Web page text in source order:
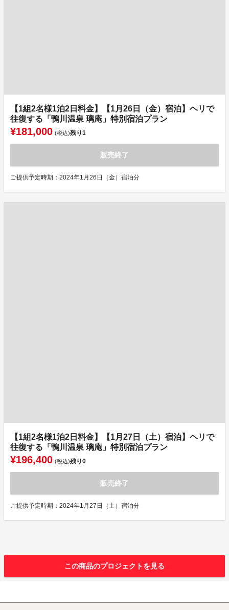
【1組2名様1泊2日料金】【1月26日（金）宿泊】ヘリで
往復する「鴨川温泉 璃庵」特別宿泊プラン
¥181,000 (税込)残り1
販売終了
ご提供予定時期：2024年1月26日（金）宿泊分
【1組2名様1泊2日料金】【1月27日（土）宿泊】ヘリで
往復する「鴨川温泉 璃庵」特別宿泊プラン
¥196,400 (税込)残り0
販売終了
ご提供予定時期：2024年1月27日（土）宿泊分
この商品のプロジェクトを見る